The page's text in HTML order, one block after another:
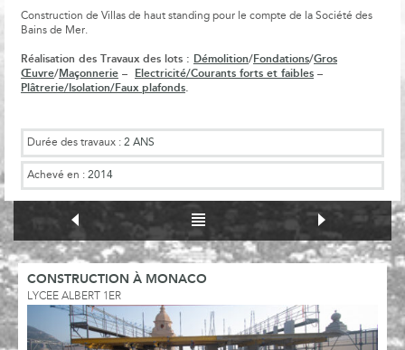
Construction de Villas de haut standing pour le compte de la Société des
Bains de Mer.
Réalisation des Travaux des lots : Démolition/Fondations/Gros
Œuvre/Maçonnerie – Electricité/Courants forts et faibles –
Plâtrerie/Isolation/Faux plafonds
Durée des travaux : 2 ANS
Achevé en : 2014
CONSTRUCTION À MONACO
LYCEE ALBERT 1ER